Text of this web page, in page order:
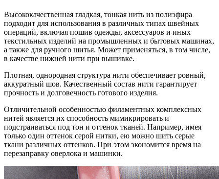
Высококачественная гладкая, тонкая нить из полиэфира
подходит для использования в различных типах швейных
операций, включая пошив одежды, аксессуаров и иных
текстильных изделий на промышленных и бытовых машинах,
а также для ручного шитья. Может применяться, в том числе,
в качестве нижней нити при вышивке.
Плотная, однородная структура нити обеспечивает ровный,
аккуратный шов. Качественный состав нити гарантирует
прочность и долговечность готового изделия.
Отличительной особенностью филаментных комплексных
нитей является их способность мимикрировать и
подстраиваться под тон и оттенок тканей. Например, имея
только один оттенок серой нитки, ею можно шить серые
ткани различных оттенков. При этом экономится время на
перезаправку оверлока и машинки.